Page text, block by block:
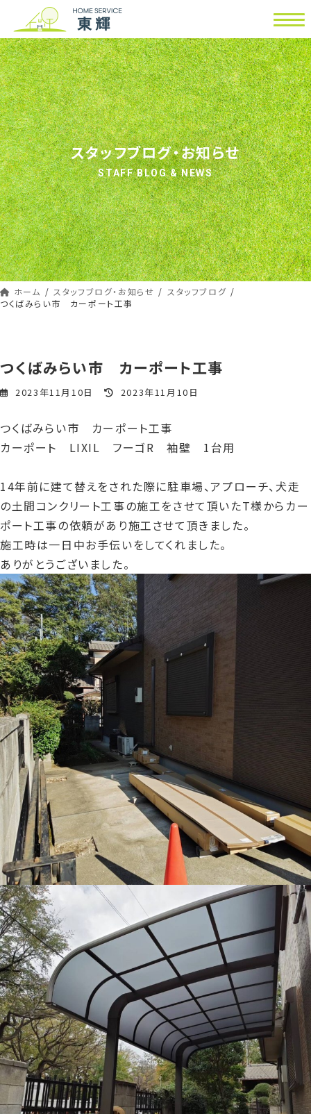
テ
ン
ツ
へ
ス
キ
ッ
プ
ゲ
ー
シ
ョ
ン
に
移
動
スタッフブログ・お知らせ
STAFF BLOG & NEWS
ホーム スタッフブログ・お知らせ
スタッフブログ
つくばみらい市 カーポート工事
つくばみらい市 カーポート工事
2023年11月10日
最
新
日
2023年11月10日
つくばみらい市 カーポート工事
カーポート LIXIL フーゴR 袖壁 1台用
14年前に建て替えをされた際に駐車場、アプローチ、犬走
の土間コンクリート工事の施工をさせて頂いたT様からカー
ポート工事の依頼があり施工させて頂きました。
施工時は一日中お手伝いをしてくれました。
ありがとうございました。